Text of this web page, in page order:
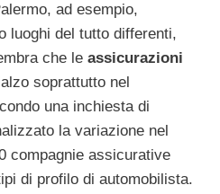
ad esempio,
luoghi del tutto differenti,
che le assicurazioni
soprattutto nel
una inchiesta di
la variazione nel
compagnie assicurative
di profilo di automobilista.